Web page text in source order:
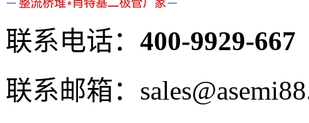
联系电话： 400-9929-667
联系邮箱：